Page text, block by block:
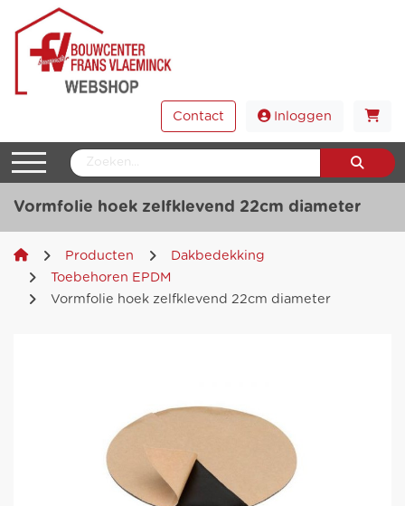
Contact Inloggen
Vormfolie hoek zelfklevend 22cm diameter
Producten
Dakbedekking
Toebehoren EPDM
Vormfolie hoek zelfklevend 22cm diameter